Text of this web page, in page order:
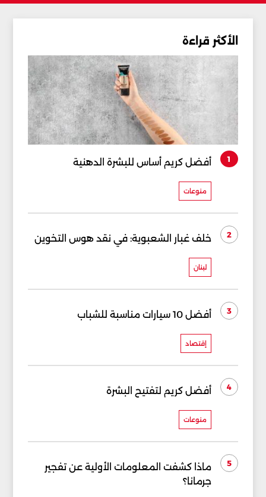
الأكثر قراءة
1 أفضل كريم أساس للبشرة الدهنية
منوعات
2 خلف غبار الشعبوية: في نقد هوس التخوين
لبنان
3 أفضل 10 سيارات مناسبة للشباب
إقتصاد
4 أفضل كريم لتفتيح البشرة
منوعات
5
ماذا كشفت المعلومات الأولية عن تفجير
جرمانا؟